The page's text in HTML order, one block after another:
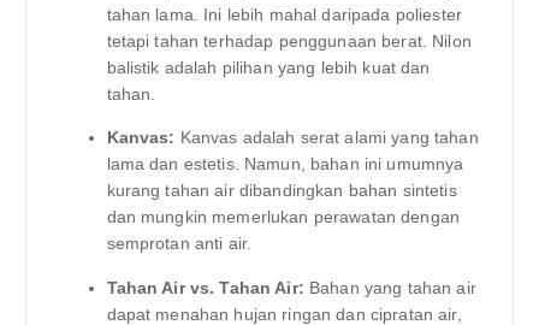
tahan lama. Ini lebih mahal daripada poliester
tetapi tahan terhadap penggunaan berat. Nilon
balistik adalah pilihan yang lebih kuat dan
tahan.
Kanvas: Kanvas adalah serat alami yang tahan
lama dan estetis. Namun, bahan ini umumnya
kurang tahan air dibandingkan bahan sintetis
dan mungkin memerlukan perawatan dengan
semprotan anti air.
Tahan Air vs. Tahan Air: Bahan yang tahan air
dapat menahan hujan ringan dan cipratan air,